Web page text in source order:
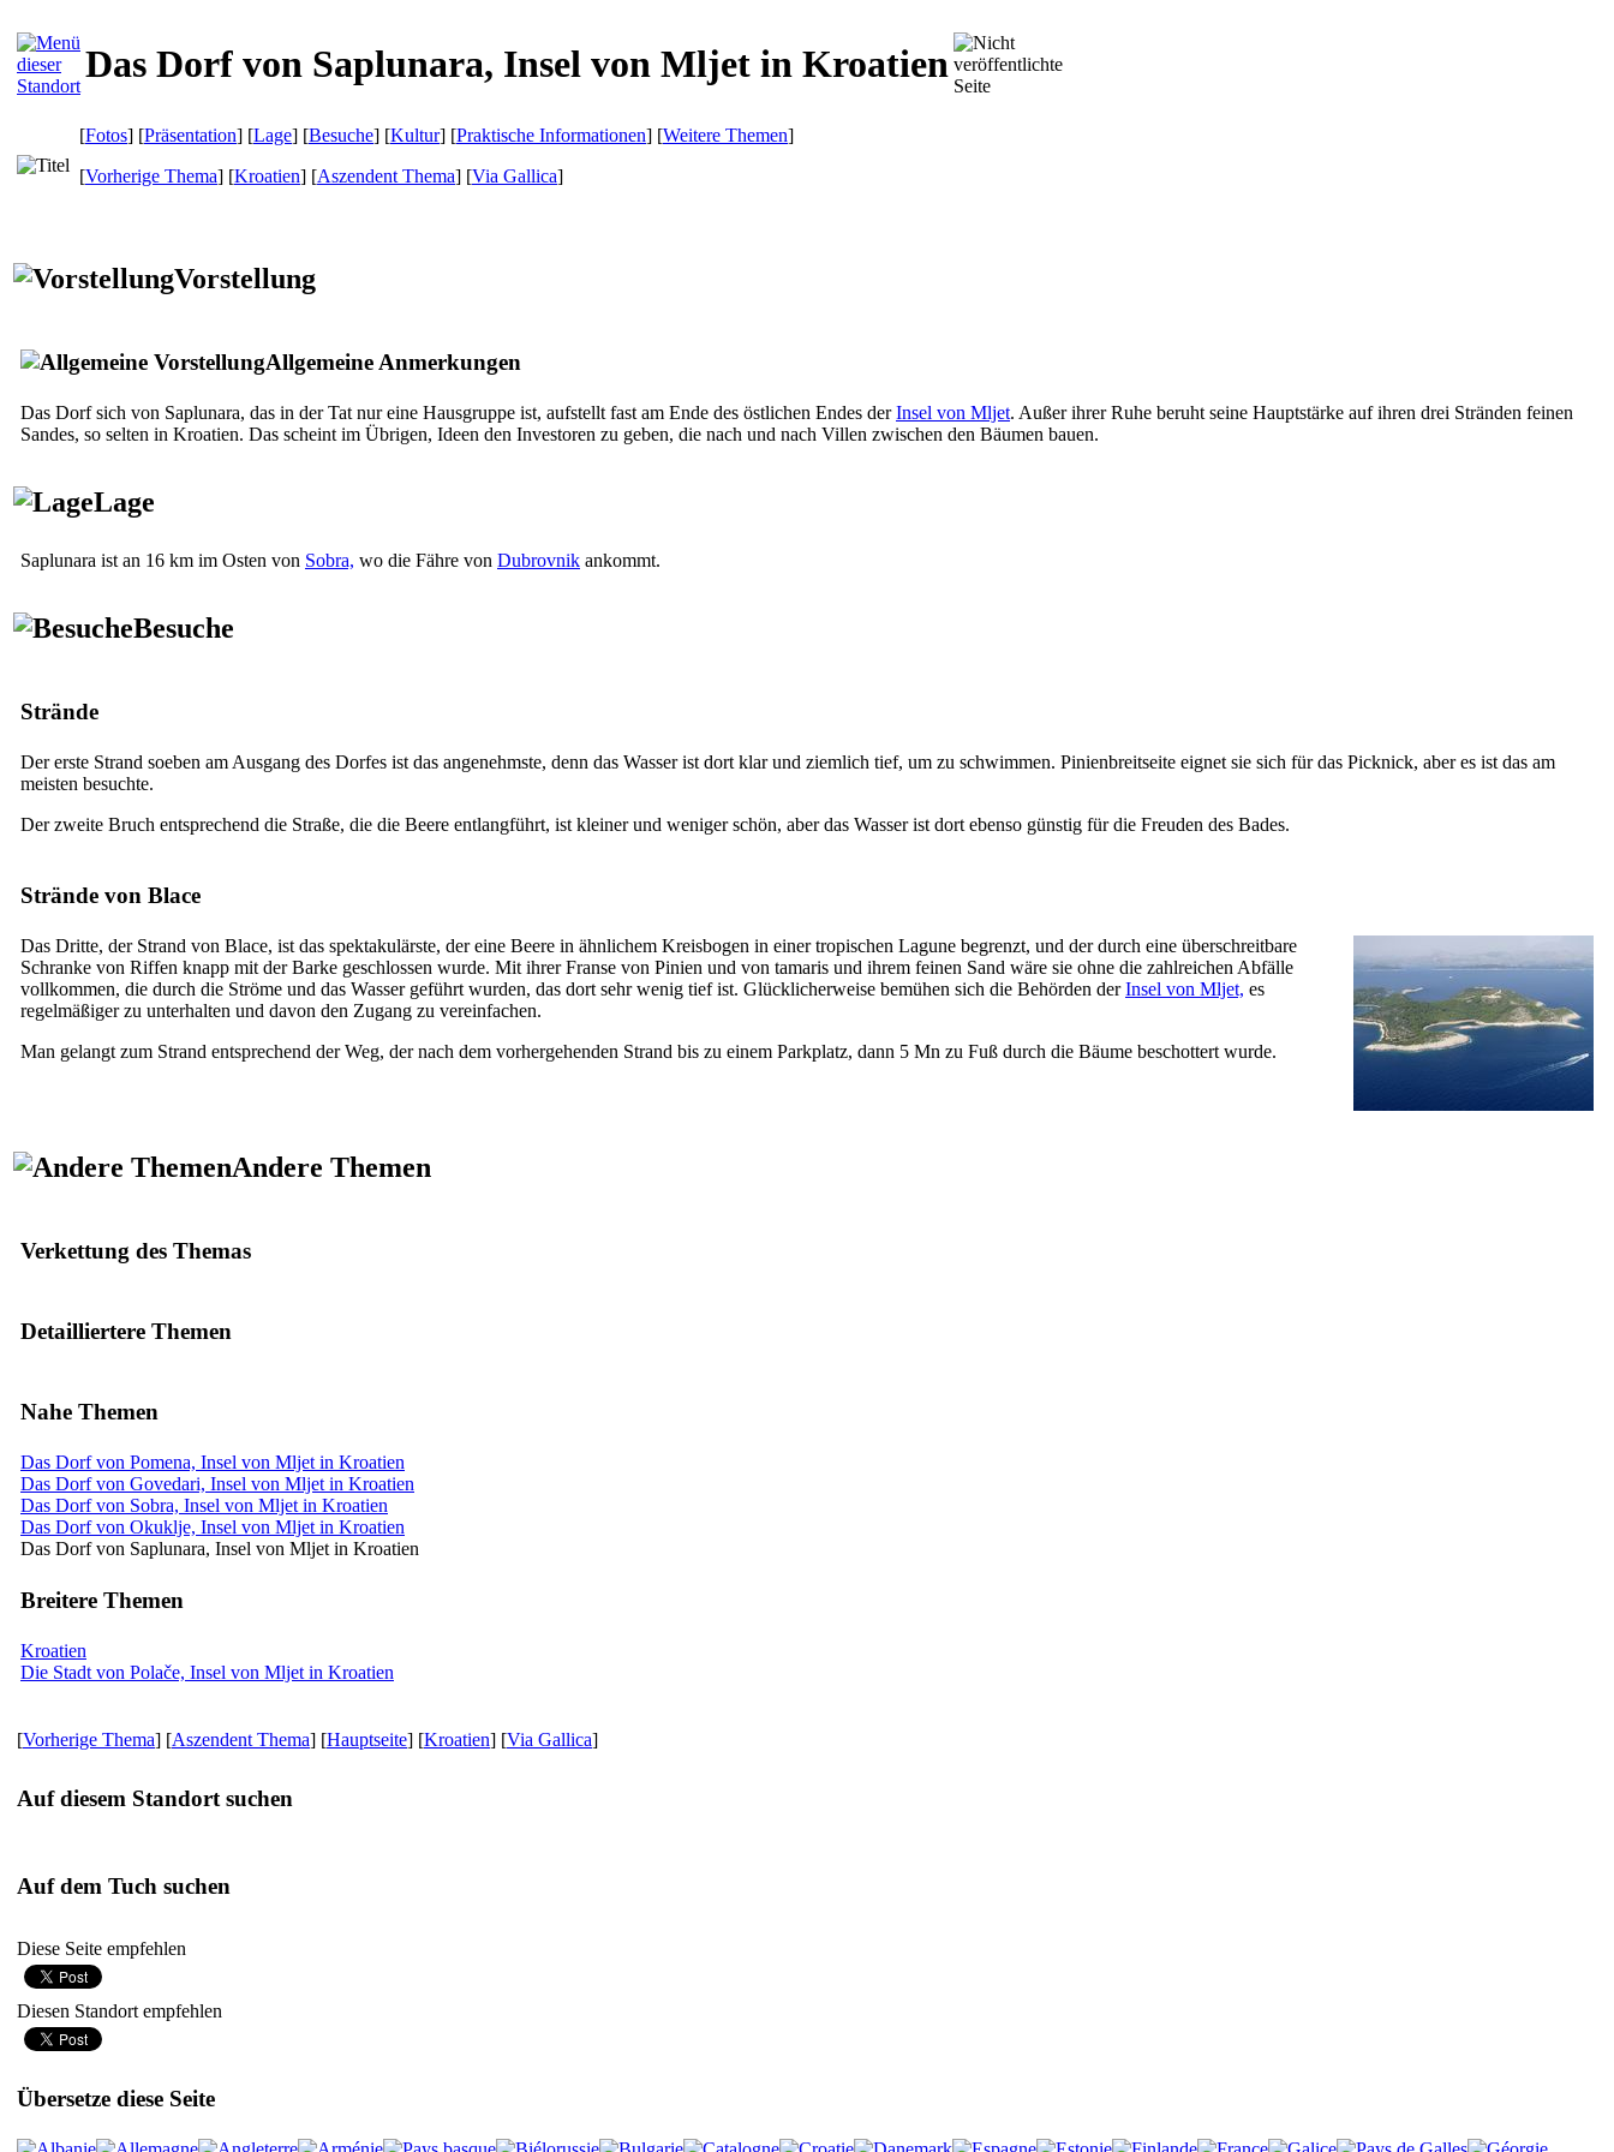
Das Dorf von Saplunara, Insel von Mljet in Kroatien
[Fotos] [Präsentation] [Lage] [Besuche] [Kultur] [Praktische Informationen] [Weitere Themen]
[Vorherige Thema] [Kroatien] [Aszendent Thema] [Via Gallica]
Vorstellung
Allgemeine Anmerkungen
Das Dorf sich von Saplunara, das in der Tat nur eine Hausgruppe ist, aufstellt fast am Ende des östlichen Endes derInsel von Mljet. Außer ihrer Ruhe beruht seine Hauptstärke auf ihren drei Stränden feinen
Sandes, so selten in Kroatien. Das scheint im Übrigen, Ideen den Investoren zu geben, die nach und nach Villen zwischen den Bäumen bauen.
Lage
Saplunara ist an 16 km im Osten von Sobra, wo die Fähre von Dubrovnik ankommt.
Besuche
Strände
Der erste Strand soeben am Ausgang des Dorfes ist das angenehmste, denn das Wasser ist dort klar und ziemlich tief, um zu schwimmen. Pinienbreitseite eignet sie sich für das Picknick, aber es ist das am
meisten besuchte.
Der zweite Bruch entsprechend die Straße, die die Beere entlangführt, ist kleiner und weniger schön, aber das Wasser ist dort ebenso günstig für die Freuden des Bades.
Strände von Blace
Das Dritte, der Strand von Blace, ist das spektakulärste, der eine Beere in ähnlichem Kreisbogen in einer tropischen Lagune begrenzt, und der durch eine überschreitbare
Schranke von Riffen knapp mit der Barke geschlossen wurde. Mit ihrer Franse von Pinien und von tamaris und ihrem feinen Sand wäre sie ohne die zahlreichen Abfälle
vollkommen, die durch die Ströme und das Wasser geführt wurden, das dort sehr wenig tief ist. Glücklicherweise bemühen sich die Behörden derInsel von Mljet, es
regelmäßiger zu unterhalten und davon den Zugang zu vereinfachen.
Man gelangt zum Strand entsprechend der Weg, der nach dem vorhergehenden Strand bis zu einem Parkplatz, dann 5 Mn zu Fuß durch die Bäume beschottert wurde.
Andere Themen
Verkettung des Themas
Detailliertere Themen
Nahe Themen
Das Dorf von Pomena, Insel von Mljet in Kroatien
Das Dorf von Govedari, Insel von Mljet in Kroatien
Das Dorf von Sobra, Insel von Mljet in Kroatien
Das Dorf von Okuklje, Insel von Mljet in Kroatien
Das Dorf von Saplunara, Insel von Mljet in Kroatien
Breitere Themen
Kroatien
Die Stadt von Polače, Insel von Mljet in Kroatien
[Vorherige Thema] [Aszendent Thema] [Hauptseite] [Kroatien] [Via Gallica]
Auf diesem Standort suchen
Auf dem Tuch suchen
Diese Seite empfehlen
Diesen Standort empfehlen
Übersetze diese Seite